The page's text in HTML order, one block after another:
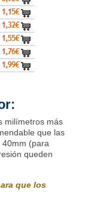
milímetros más
que las
40mm (para
queden
que los